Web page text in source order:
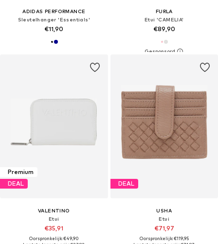
ADIDAS PERFORMANCE
Sleutelhanger 'Essentials'
€11,90
FURLA
Etui 'CAMELIA'
€89,90
Premium
DEAL
VALENTINO
Etui
€35,91
Oorspronkelijk: €49,90
DEAL
USHA
Etui
€71,97
Oorspronkelijk: €119,95